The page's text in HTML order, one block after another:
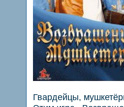
Гвардейцы,